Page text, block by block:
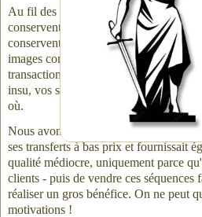
Au fil des ans, nous avons découvert
conservent les droits d'auteur de vos
conservent les droits d'auteur, elles
images comme elles le souhaitent. Ce
transaction privée ne l'est pas. Nous
insu, vos souvenirs les plus chers
où.
Nous avons été stupéfaits de
ses transferts à bas prix et fournissait
qualité médiocre, uniquement parce
clients - puis de vendre ces séquences
réaliser un gros bénéfice. On ne peut
motivations !